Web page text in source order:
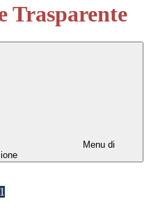
Trasparente
Menu di